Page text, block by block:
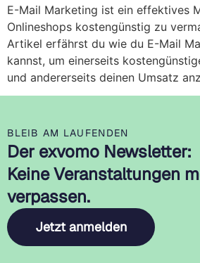
E-Mail Marketing ist ein effektives
Onlineshops kostengünstig zu
Artikel erfährst du wie du E-Mail
kannst, um einerseits
und andererseits deinen Umsatz
BLEIB AM LAUFENDEN
Der exvomo Newsletter:
Keine Veranstaltungen
verpassen.
Jetzt anmelden